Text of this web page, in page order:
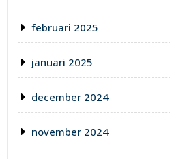
februari 2025
januari 2025
december 2024
november 2024